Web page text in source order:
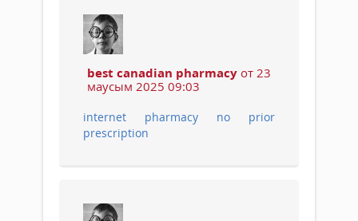
best canadian pharmacy от 23
маусым 2025 09:03
internet pharmacy no prior
prescription